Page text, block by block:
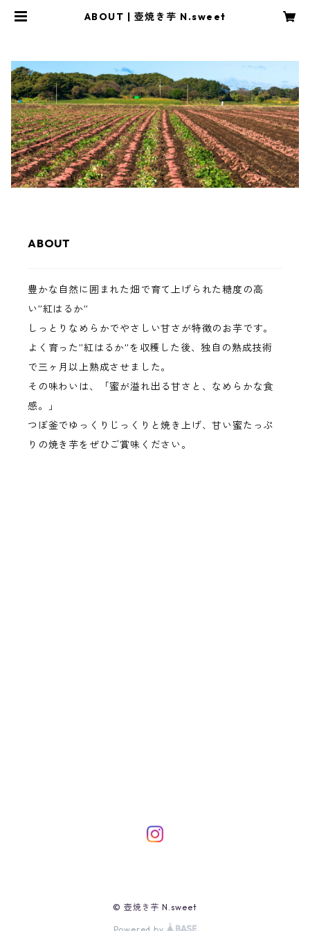
ABOUT | 壺焼き芋 N.sweet
ABOUT
豊かな自然に囲まれた畑で育て上げられた糖度の高
い”紅はるか”
しっとりなめらかでやさしい甘さが特徴のお芋です。
よく育った”紅はるか”を収穫した後、独自の熟成技術
で三ヶ月以上熟成させました。
その味わいは、「蜜が溢れ出る甘さと、なめらかな食
感。」
つぼ釜でゆっくりじっくりと焼き上げ、甘い蜜たっぷ
りの焼き芋をぜひご賞味ください。
© 壺焼き芋 N.sweet